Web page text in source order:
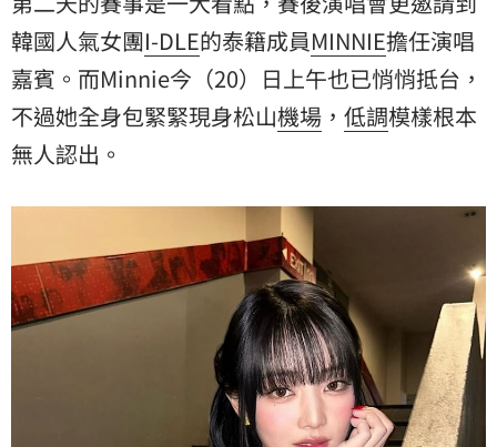
韓國人氣女團I-DLE的泰籍成員MINNIE擔任演唱
嘉賓。而Minnie今（20）日上午也已悄悄抵台，
不過她全身包緊緊現身松山機場 ， 低調模樣根本
無人認出。